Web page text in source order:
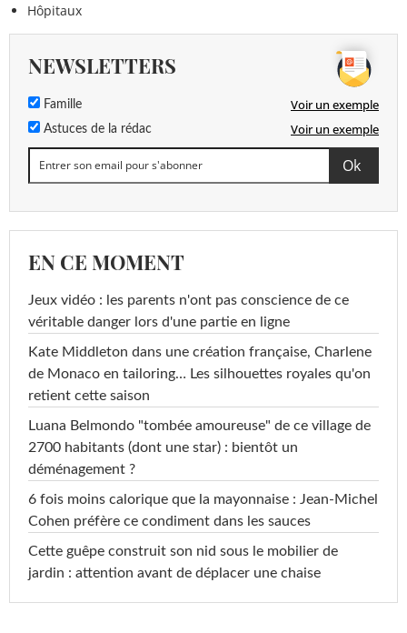
Hôpitaux
NEWSLETTERS
Famille Voir un exemple
Astuces de la rédac Voir un exemple
EN CE MOMENT
Jeux vidéo : les parents n'ont pas conscience de ce
véritable danger lors d'une partie en ligne
Kate Middleton dans une création française, Charlene
de Monaco en tailoring… Les silhouettes royales qu'on
retient cette saison
Luana Belmondo "tombée amoureuse" de ce village de
2700 habitants (dont une star) : bientôt un
déménagement ?
6 fois moins calorique que la mayonnaise : Jean-Michel
Cohen préfère ce condiment dans les sauces
Cette guêpe construit son nid sous le mobilier de
jardin : attention avant de déplacer une chaise